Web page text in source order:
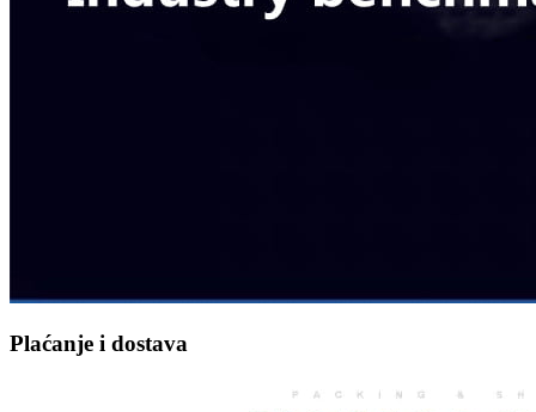
Plaćanje i dostava